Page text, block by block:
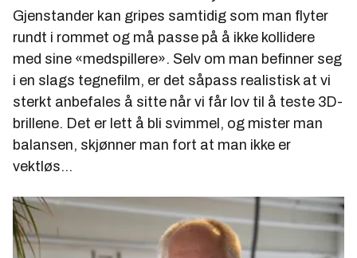
Gjenstander kan gripes samtidig som man flyter
rundt i rommet og må passe på å ikke kollidere
med sine «medspillere». Selv om man befinner seg
i en slags tegnefilm, er det såpass realistisk at vi
sterkt anbefales å sitte når vi får lov til å teste 3D-
brillene. Det er lett å bli svimmel, og mister man
balansen, skjønner man fort at man ikke er
vektløs…